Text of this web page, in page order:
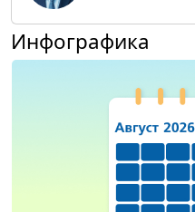
Инфографика